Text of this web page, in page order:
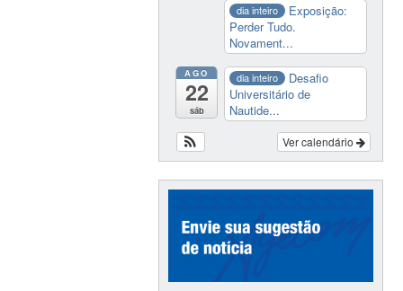
dia inteiro
Exposição:
Perder Tudo.
Novament...
AGO
22
sáb
dia inteiro
Desafio
Universitário de
Nautide...
Ver calendário